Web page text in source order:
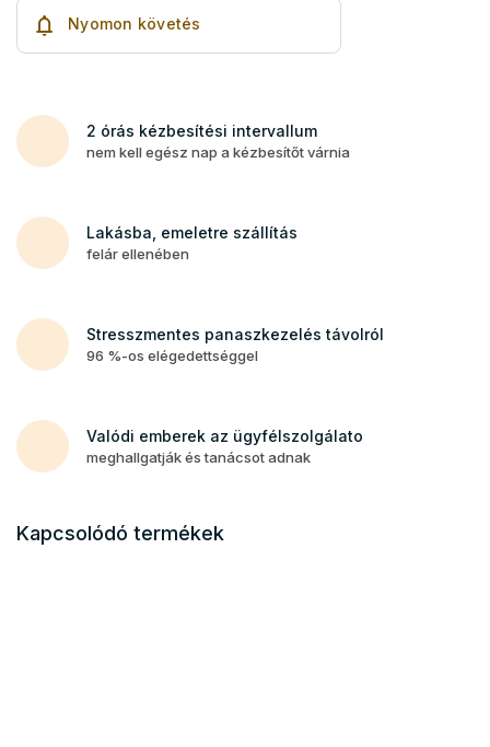
Nyomon követés
2 órás kézbesítési intervallum
nem kell egész nap a kézbesítőt várnia
Lakásba, emeletre szállítás
felár ellenében
Stresszmentes panaszkezelés távolról
96 %-os elégedettséggel
Valódi emberek az ügyfélszolgálato
meghallgatják és tanácsot adnak
Kapcsolódó termékek